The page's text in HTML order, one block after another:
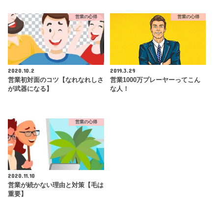
営業の心得
2020.10.2
営業初対面のコツ【なれなれしさ
が武器になる】
営業の心得
2019.3.29
営業1000万プレーヤーってこん
な人！
営業の心得
2020.11.10
営業が続かない理由と対策【毛は
重要】